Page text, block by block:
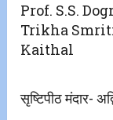
Prof. S.S.
Trikha
Kaithal
सृष्टिपीठ मंदार-